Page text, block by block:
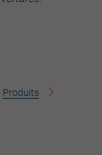
Produits